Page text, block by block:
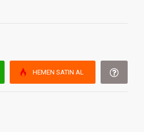
HEMEN SATIN AL